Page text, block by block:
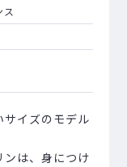
サイズのモデル
は、身につけ